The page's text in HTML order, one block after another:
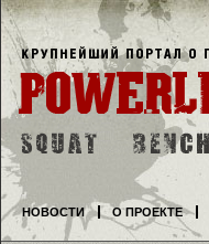
НОВОСТИ О ПРОЕКТЕ